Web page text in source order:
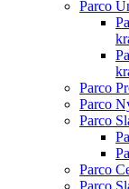
Parco
Parco
Parco
Parco
Parco
Parco